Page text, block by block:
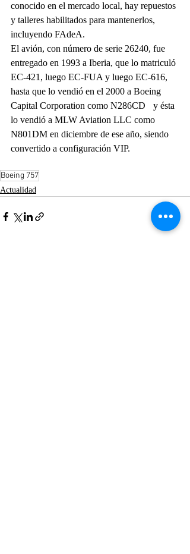
conocido en el mercado local, hay repuestos
y talleres habilitados para mantenerlos,
incluyendo FAdeA.
El avión, con número de serie 26240, fue
entregado en 1993 a Iberia, que lo matriculó
EC-421, luego EC-FUA y luego EC-616,
hasta que lo vendió en el 2000 a Boeing
Capital Corporation como N286CD	y ésta
lo vendió a MLW Aviation LLC como
N801DM en diciembre de ese año, siendo
convertido a configuración VIP.
Boeing 757
Actualidad